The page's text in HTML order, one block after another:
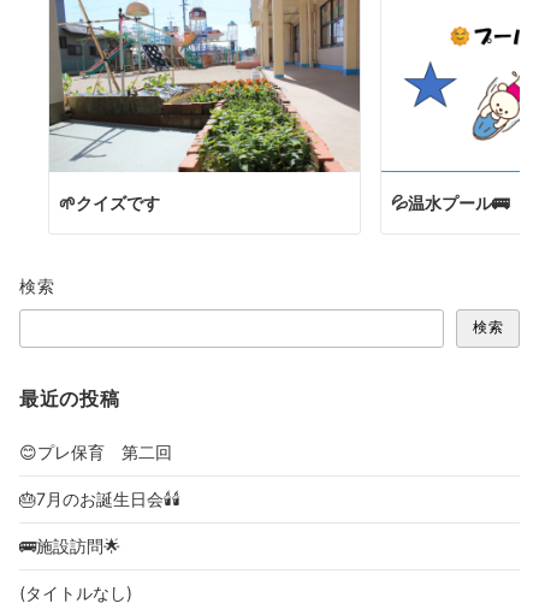
🌱クイズです 💦温水プール🚌
検索
検索
最近の投稿
😊プレ保育 第二回
🎂7月のお誕生日会🕯🕯
🚌施設訪問🌟
(タイトルなし)